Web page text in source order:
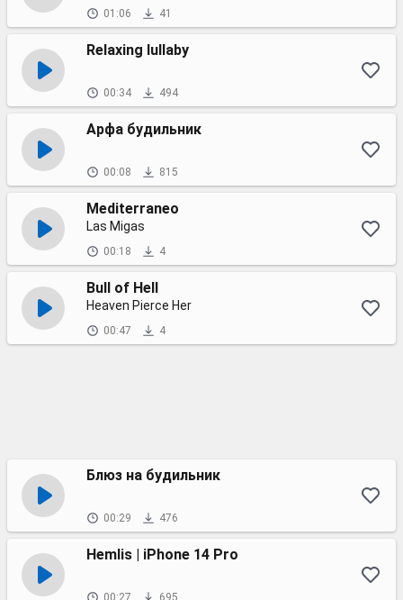
01:06 41
Relaxing lullaby
00:34 494
Арфа будильник
00:08 815
Mediterraneo
Las Migas
00:18 4
Bull of Hell
Heaven Pierce Her
00:47 4
Блюз на будильник
00:29 476
Hemlis | iPhone 14 Pro
00:27 695